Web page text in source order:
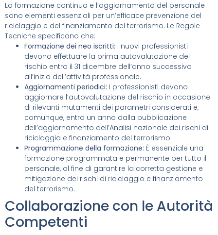
La formazione continua e l’aggiornamento del personale
sono elementi essenziali per un’efficace prevenzione del
riciclaggio e del finanziamento del terrorismo. Le Regole
Tecniche specificano che:
Formazione dei neo iscritti: I nuovi professionisti
devono effettuare la prima autovalutazione del
rischio entro il 31 dicembre dell’anno successivo
all’inizio dell’attività professionale.
Aggiornamenti periodici: I professionisti devono
aggiornare l’autovalutazione del rischio in occasione
di rilevanti mutamenti dei parametri considerati e,
comunque, entro un anno dalla pubblicazione
dell’aggiornamento dell’Analisi nazionale dei rischi di
riciclaggio e finanziamento del terrorismo.
Programmazione della formazione: È essenziale una
formazione programmata e permanente per tutto il
personale, al fine di garantire la corretta gestione e
mitigazione dei rischi di riciclaggio e finanziamento
del terrorismo.
Collaborazione con le Autorità
Competenti